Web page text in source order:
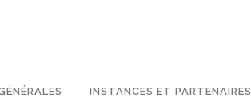
INSTANCES ET PARTENAIRES